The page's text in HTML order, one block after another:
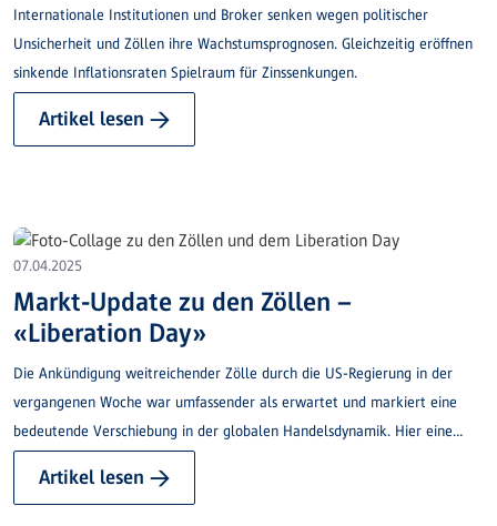
Internationale Institutionen und Broker senken wegen politischer
Unsicherheit und Zöllen ihre Wachstumsprognosen. Gleichzeitig eröffnen
sinkende Inflationsraten Spielraum für Zinssenkungen.
Artikel lesen →
07.04.2025
Markt-Update zu den Zöllen –
«Liberation Day»
Die Ankündigung weitreichender Zölle durch die US-Regierung in der
vergangenen Woche war umfassender als erwartet und markiert eine
bedeutende Verschiebung in der globalen Handelsdynamik. Hier eine
Finanzmärkten weitergehen könnte.
Artikel lesen →